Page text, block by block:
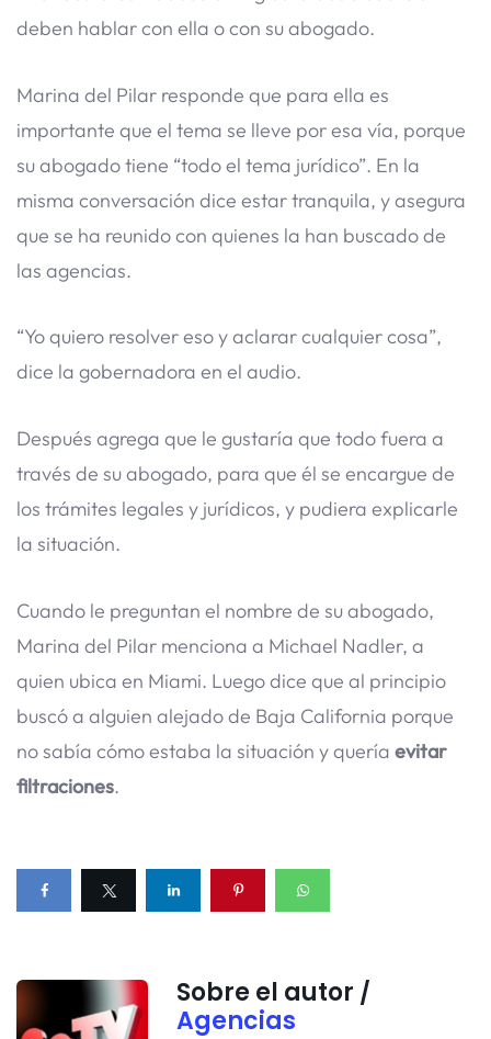
deben hablar con ella o con su abogado.
Marina del Pilar responde que para ella es
importante que el tema se lleve por esa vía, porque
su abogado tiene “todo el tema jurídico”. En la
misma conversación dice estar tranquila, y asegura
que se ha reunido con quienes la han buscado de
las agencias.
“Yo quiero resolver eso y aclarar cualquier cosa”,
dice la gobernadora en el audio.
Después agrega que le gustaría que todo fuera a
través de su abogado, para que él se encargue de
los trámites legales y jurídicos, y pudiera explicarle
la situación.
Cuando le preguntan el nombre de su abogado,
Marina del Pilar menciona a Michael Nadler, a
quien ubica en Miami. Luego dice que al principio
buscó a alguien alejado de Baja California porque
no sabía cómo estaba la situación y quería evitar
filtraciones.
Sobre el autor /
Agencias